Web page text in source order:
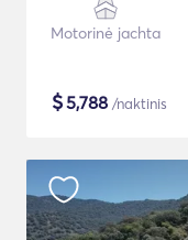
Motorinė jachta
$5,788 /naktinis